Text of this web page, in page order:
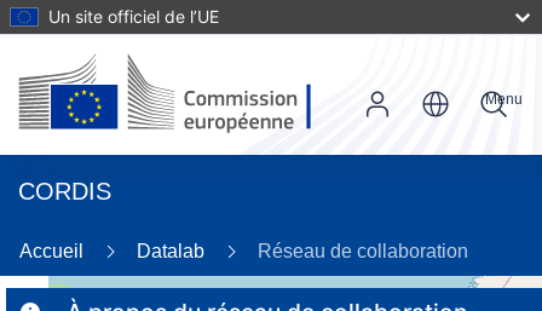
Un site officiel de l’UE
CORDIS
Menu
Accueil Datalab Réseau de collaboration